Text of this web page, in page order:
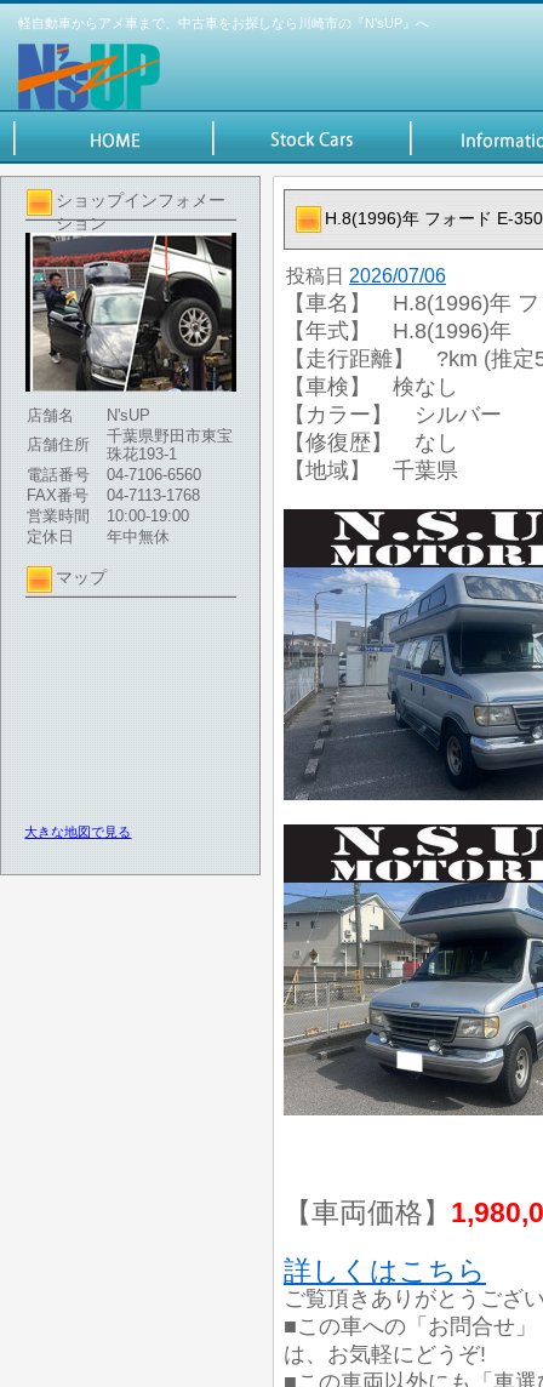
軽自動車からアメ車まで、中古車をお探しなら川崎市の『N'sUP』へ
ショップインフォメー
ション
店舗名
N'sUP
店舗住所
千葉県野田市東宝
珠花193-1
電話番号
04-7106-6560
FAX番号
04-7113-1768
営業時間
10:00-19:00
定休日
年中無休
マップ
大きな地図で見る
H.8(1996)年 フォード E-350
投稿日 2026/07/06
【車名】 H.8(1996)年
【年式】 H.8(1996)年
【走行距離】 ?km (推定
【車検】 検なし
【カラー】 シルバー
【修復歴】 なし
【地域】 千葉県
【車両価格】
詳しくはこちら
ご覧頂きありがとうござ
■この車への「お問合せ
は、お気軽にどうぞ!
■この車両以外にも「車